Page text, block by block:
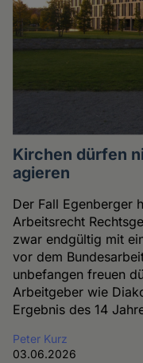
Kirchen dürfen
agieren
Der Fall Egenberger
Arbeitsrecht
zwar endgültig mit
vor dem
unbefangen freuen
Arbeitgeber wie
Ergebnis des 14
Peter Kurz
03.06.2026